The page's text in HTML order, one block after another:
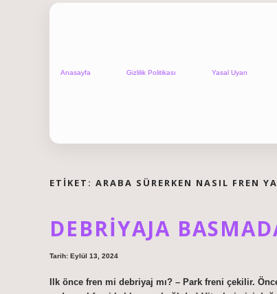
Anasayfa Gizlilik Politikası Yasal Uyarı
ETIKET: ARABA SÜRERKEN NASIL FREN
DEBRIYAJA
Tarih: Eylül 13, 2024
Ilk önce fren mi debriyaj mı? – Park freni çekilir.